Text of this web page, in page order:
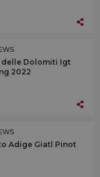
delle Dolomiti Igt
2022
Adige Giatl Pinot